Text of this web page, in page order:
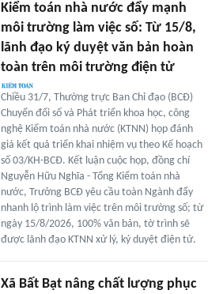
Kiểm toán nhà nước đẩy mạnh
môi trường làm việc số: Từ 15/8,
lãnh đạo ký duyệt văn bản hoàn
toàn trên môi trường điện tử
Chiều 31/7, Thường trực Ban Chỉ đạo (BCĐ)
Chuyển đổi số và Phát triển khoa học, công
nghệ Kiểm toán nhà nước (KTNN) họp đánh
giá kết quả triển khai nhiệm vụ theo Kế hoạch
số 03/KH-BCĐ. Kết luận cuộc họp, đồng chí
Nguyễn Hữu Nghĩa - Tổng Kiểm toán nhà
nước, Trưởng BCĐ yêu cầu toàn Ngành đẩy
nhanh lộ trình làm việc trên môi trường số; từ
ngày 15/8/2026, 100% văn bản, tờ trình sẽ
được lãnh đạo KTNN xử lý, ký duyệt điện tử.
Xã Bất Bạt nâng chất lượng phục